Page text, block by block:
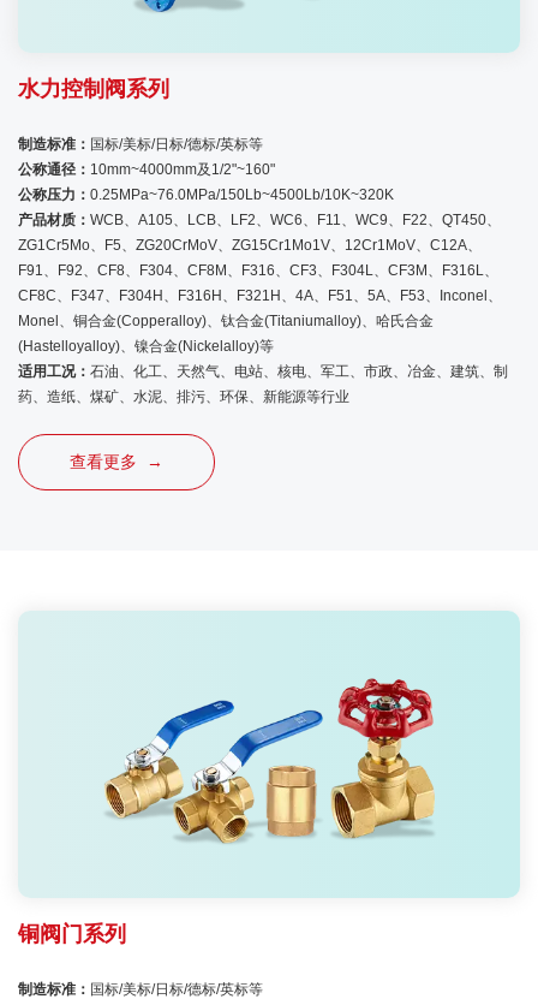
水力控制阀系列
制造标准： 国标/美标/日标/德标/英标等
公称通径： 10mm~4000mm及1/2"~160"
公称压力： 0.25MPa~76.0MPa/150Lb~4500Lb/10K~320K
产品材质： WCB、A105、LCB、LF2、WC6、F11、WC9、F22、QT450、
ZG1Cr5Mo、F5、ZG20CrMoV、ZG15Cr1Mo1V、12Cr1MoV、C12A、
F91、F92、CF8、F304、CF8M、F316、CF3、F304L、CF3M、F316L、
CF8C、F347、F304H、F316H、F321H、4A、F51、5A、F53、Inconel、
Monel、铜合金(Copperalloy)、钛合金(Titaniumalloy)、哈氏合金
(Hastelloyalloy)、镍合金(Nickelalloy)等
适用工况： 石油、化工、天然气、电站、核电、军工、市政、冶金、建筑、制
药、造纸、煤矿、水泥、排污、环保、新能源等行业
查看更多 →
铜阀门系列
制造标准： 国标/美标/日标/德标/英标等